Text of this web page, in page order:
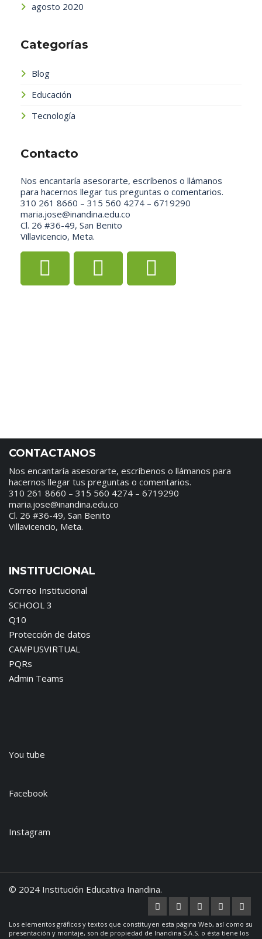
agosto 2020
Categorías
Blog
Educación
Tecnología
Contacto
Nos encantaría asesorarte, escríbenos o llámanos
para hacernos llegar tus preguntas o comentarios.
310 261 8660 – 315 560 4274 – 6719290
maria.jose@inandina.edu.co
Cl. 26 #36-49, San Benito
Villavicencio, Meta.
CONTACTANOS
Nos encantaría asesorarte, escríbenos o llámanos para
hacernos llegar tus preguntas o comentarios.
310 261 8660 – 315 560 4274 – 6719290
maria.jose@inandina.edu.co
Cl. 26 #36-49, San Benito
Villavicencio, Meta.
INSTITUCIONAL
Correo Institucional
SCHOOL 3
Q10
Protección de datos
CAMPUSVIRTUAL
PQRs
Admin Teams
You tube
Facebook
Instagram
© 2024 Institución Educativa Inandina.
Los elementos gráficos y textos que constituyen esta página Web, así como su
presentación y montaje, son de propiedad de Inandina S.A.S. o ésta tiene los